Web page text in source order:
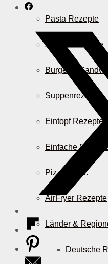
Pasta Rezepte
Auflauf Rezepte
Burger &
Suppenrezepte
Eintopf Rezepte
Einfache
Pizza & Co.
AirFryer Rezepte
Länder &
Deutsche